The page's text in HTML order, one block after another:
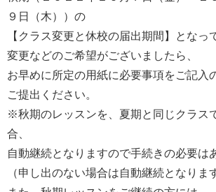
９日（木））の
【クラス変更と休校の届出期間】となっ
変更などのご希望がございましたら、
お早めに所定の用紙に必要事項をご記入
ご提出ください。
※秋期のレッスンを、夏期と同じクラス
合、
自動継続となりますので手続きの必要は
（申し出のない場合は自動継続となりま